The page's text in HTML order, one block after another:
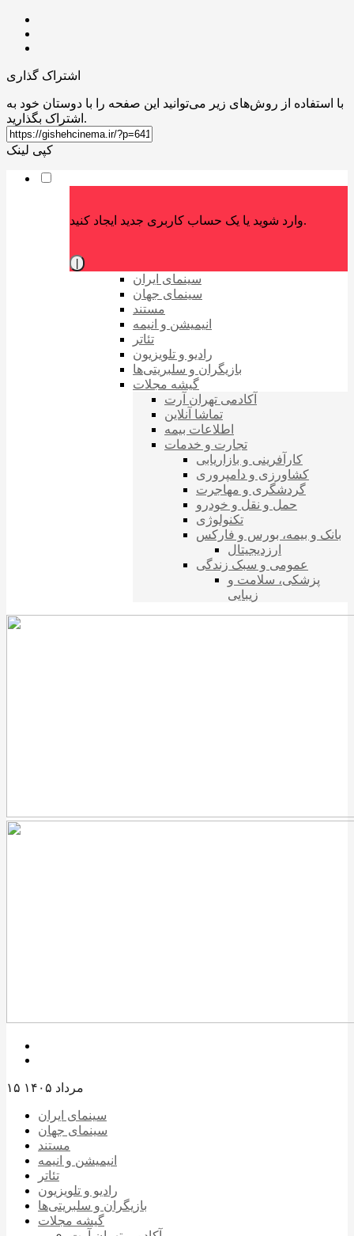
اشتراک گذاری
با استفاده از روش‌های زیر می‌توانید این صفحه را با دوستان خود به
اشتراک بگذارید.
کپی لینک
وارد شوید یا یک حساب کاربری جدید ایجاد کنید.
سینمای ایران
سینمای جهان
مستند
انیمیشن و انیمه
تئاتر
رادیو و تلویزیون
بازیگران و سلبریتی‌ها
گیشه مجلات
آکادمی تهران آرت
تماشا آنلاین
اطلاعات بیمه
تجارت و خدمات
کارآفرینی و بازاریابی
کشاورزی و دامپروری
گردشگری و مهاجرت
حمل و نقل و خودرو
تکنولوژی
بانک و بیمه، بورس و فارکس
ارزدیجیتال
عمومی و سبک زندگی
پزشکی، سلامت و
زیبایی
۱۵ مرداد ۱۴۰۵
سینمای ایران
سینمای جهان
مستند
انیمیشن و انیمه
تئاتر
رادیو و تلویزیون
بازیگران و سلبریتی‌ها
گیشه مجلات